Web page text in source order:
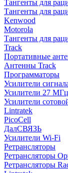
Тангенты для
Тангенты для
Kenwood
Motorola
Тангенты для
Track
Портативные
Антенны Track
Программаторы
Усилители
Усилители 27 МГц
Усилители
Lintratek
PicoCell
ДалСВЯЗЬ
Усилители Wi-Fi
Ретрансляторы
Ретрансляторы
Ретрансляторы